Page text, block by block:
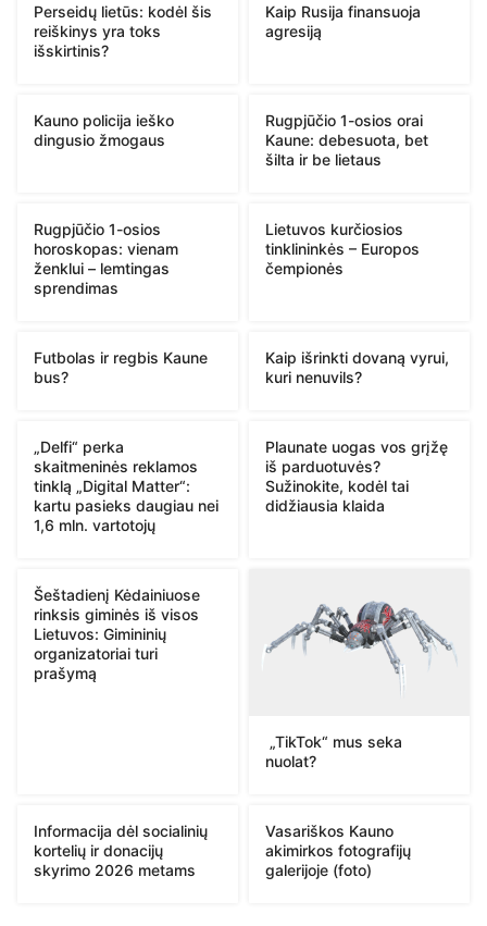
Perseidų lietūs: kodėl šis
reiškinys yra toks
išskirtinis?
Kaip Rusija finansuoja
agresiją
Kauno policija ieško
dingusio žmogaus
Rugpjūčio 1-osios orai
Kaune: debesuota, bet
šilta ir be lietaus
Rugpjūčio 1-osios
horoskopas: vienam
ženklui – lemtingas
sprendimas
Lietuvos kurčiosios
tinklininkės – Europos
čempionės
Futbolas ir regbis Kaune
bus?
Kaip išrinkti dovaną vyrui,
kuri nenuvils?
„Delfi“ perka
skaitmeninės reklamos
tinklą „Digital Matter“:
kartu pasieks daugiau nei
1,6 mln. vartotojų
Plaunate uogas vos grįžę
iš parduotuvės?
Sužinokite, kodėl tai
didžiausia klaida
Šeštadienį Kėdainiuose
rinksis giminės iš visos
Lietuvos: Gimininių
organizatoriai turi
prašymą
„TikTok“ mus seka
nuolat?
Informacija dėl socialinių
kortelių ir donacijų
skyrimo 2026 metams
Vasariškos Kauno
akimirkos fotografijų
galerijoje (foto)